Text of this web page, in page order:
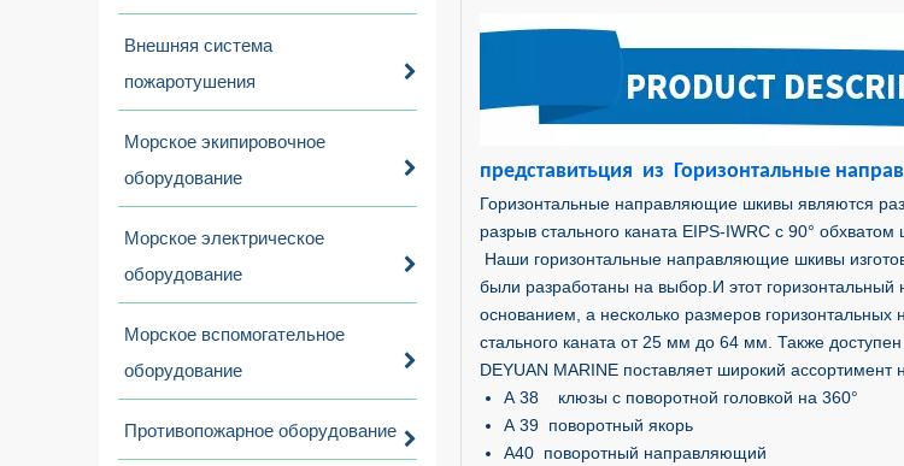
Внешняя система
пожаротушения
Морское экипировочное
оборудование
Морское электрическое
оборудование
Морское вспомогательное
оборудование
Противопожарное оборудование
представитьция из Горизонтальные
Горизонтальные направляющие шкивы являются
разрыв стального каната EIPS-IWRC с 90° обхватом
Наши горизонтальные направляющие шкивы
были разработаны на выбор.И этот
основанием, а несколько размеров
стального каната от 25 мм до 64 мм. Также
DEYUAN MARINE поставляет широкий
А 38 клюзы с поворотной головкой на 360°
А 39 поворотный якорь
А40 поворотный направляющий